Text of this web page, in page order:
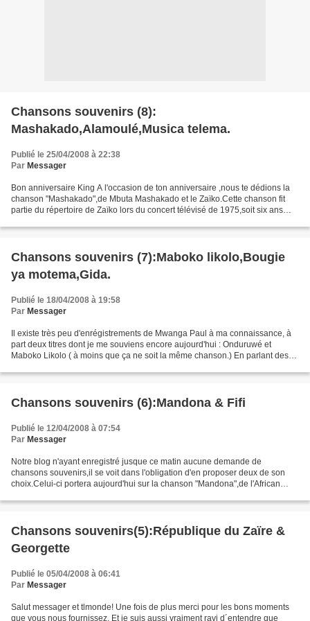
Chansons souvenirs (8):
Mashakado,Alamoulé,Musica telema.
Publié le 25/04/2008 à 22:38
Par Messager
Bon anniversaire King A l'occasion de ton anniversaire ,nous te dédions la
chanson "Mashakado",de Mbuta Mashakado et le Zaïko.Cette chanson fit
partie du répertoire de Zaïko lors du concert télévisé de 1975,soit six ans
Chansons souvenirs (7):Maboko likolo,Bougie
ya motema,Gida.
Publié le 18/04/2008 à 19:58
Par Messager
Il existe très peu d'enrégistrements de Mwanga Paul à ma connaissance, à
part deux titres dont je me souviens encore aujourd'hui : Onduruwé et
Maboko Likolo ( à moins que ça ne soit la même chanson.) En parlant des
Chansons souvenirs (6):Mandona & Fifi
Publié le 12/04/2008 à 07:54
Par Messager
Notre blog n'ayant enregistré jusque ce matin aucune demande de
chansons souvenirs,il se voit dans l'obligation d'en proposer deux de son
choix.Celui-ci portera aujourd'hui sur la chanson "Mandona",de l'African
Chansons souvenirs(5):République du Zaïre &
Georgette
Publié le 05/04/2008 à 06:41
Par Messager
Salut messager et tlmonde! Une fois de plus merci pour les bons moments
que vous nous fournissez. Et je suis aussi vraiment ravi d´entendre que